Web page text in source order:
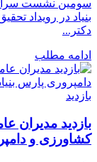
سومین نشست
بنیاد در رویداد
دکتر...
ادامه مطلب
بازدید
بازدید مدیران
کشاورزی و